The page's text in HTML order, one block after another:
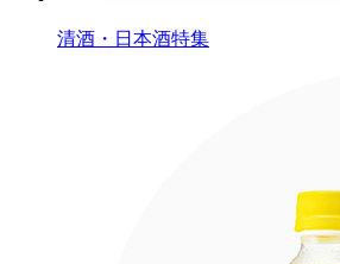
清酒・日本酒特集